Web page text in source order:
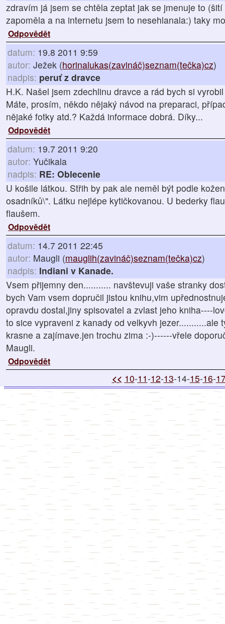
zdravím já jsem se chtěla zeptat jak se jmenuje to
zapoměla a na internetu jsem to nesehlanala:) taky
Odpovědět
datum: 19.8 2011 9:59
autor: Ježek (horinalukas(zavináč)seznam(tečka)cz)
nadpis: peruť z dravce
H.K. Našel jsem zdechlinu dravce a rád bych si
Máte, prosím, někdo nějaký návod na preparaci,
nějaké fotky atd.? Každá informace dobrá. Díky...
Odpovědět
datum: 19.7 2011 9:20
autor: Yučikala
nadpis: RE: Oblecenie
U košile látkou. Střih by pak ale neměl být podle
osadníků\". Látku nejlépe kytičkovanou. U bederky
flaušem.
Odpovědět
datum: 14.7 2011 22:45
autor: Maugli (mauglih(zavináč)seznam(tečka)cz)
nadpis: Indiani v Kanade.
Vsem přijemny den........... navštevuji vaše stranky
bych Vam vsem dopručil jistou knihu,vim
opravdu dostal,jiny spisovatel a zvlast jeho kniha----
to sice vypraveni z kanady od velkyvh jezer...........ale
krasne a zajímave.jen trochu zima :-)------vřele
Maugli.
Odpovědět
<< 10-11-12-13-14-15-16-